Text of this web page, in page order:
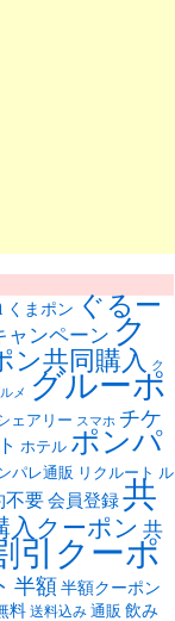
くまポン ぐるー
ャンペーン ク
ン共同購入 ク
メ グルーポ
ェアリー スマホ チケ
ホテル ポンパ
パレ通販 リクルート ル
不要会員登録共
入クーポン 共
引クーポ
半額 半額クーポン
料 送料込み 通販 飲み